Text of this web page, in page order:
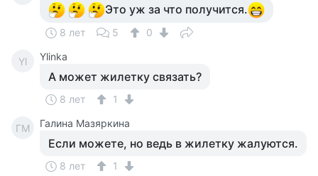
Это уж за что получится.
8 лет 5 0
Yl Ylinka
А может жилетку связать?
8 лет 1
ГМ Галина Мазяркина
Если можете, но ведь в жилетку жалуются.
8 лет 1